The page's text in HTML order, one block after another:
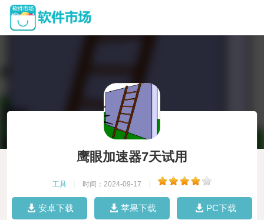
鹰眼加速器7天试用
工具 时间：2024-09-17
安卓下载 苹果下载 PC下载